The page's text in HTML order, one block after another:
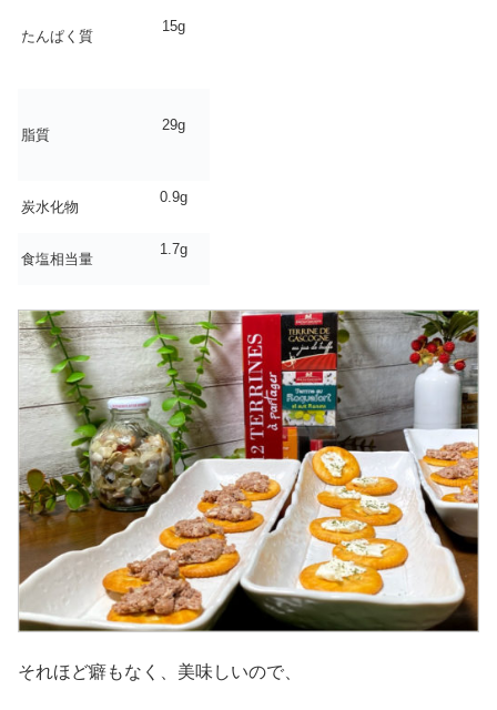
たんぱく質
15g
脂質
29g
炭水化物
0.9g
食塩相当量
1.7g
それほど癖もなく、美味しいので、